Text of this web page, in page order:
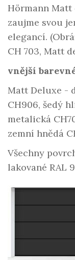
Hörmann Matt
zaujme svou
elegancí.
CH 703, Matt
vnější
Matt Deluxe -
CH906, šedý
metalická
zemní hnědá
Všechny
lakované RAL